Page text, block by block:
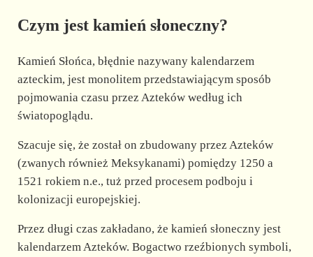
Czym jest kamień słoneczny?
Kamień Słońca, błędnie nazywany kalendarzem
azteckim, jest monolitem przedstawiającym sposób
pojmowania czasu przez Azteków według ich
światopoglądu.
Szacuje się, że został on zbudowany przez Azteków
(zwanych również Meksykanami) pomiędzy 1250 a
1521 rokiem n.e., tuż przed procesem podboju i
kolonizacji europejskiej.
Przez długi czas zakładano, że kamień słoneczny jest
kalendarzem Azteków. Bogactwo rzeźbionych symboli,